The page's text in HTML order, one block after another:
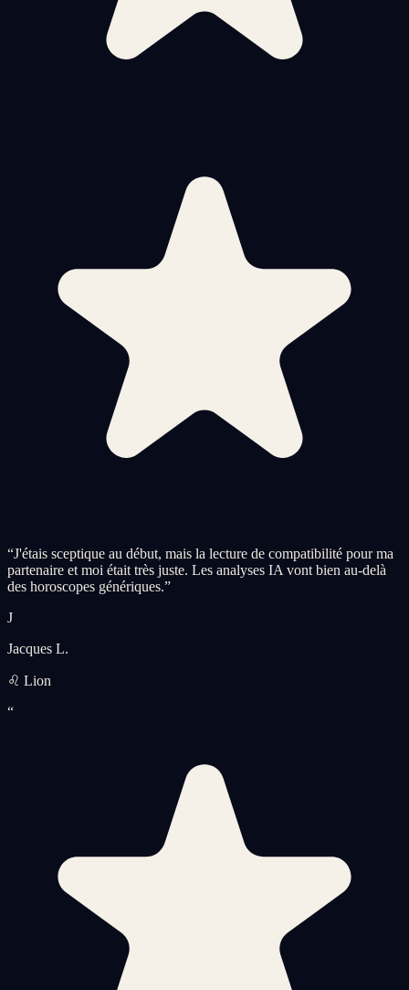
“J'étais sceptique au début, mais la lecture de compatibilité pour ma
partenaire et moi était très juste. Les analyses IA vont bien au-delà
des horoscopes génériques.”
J
Jacques L.
♌ Lion
“